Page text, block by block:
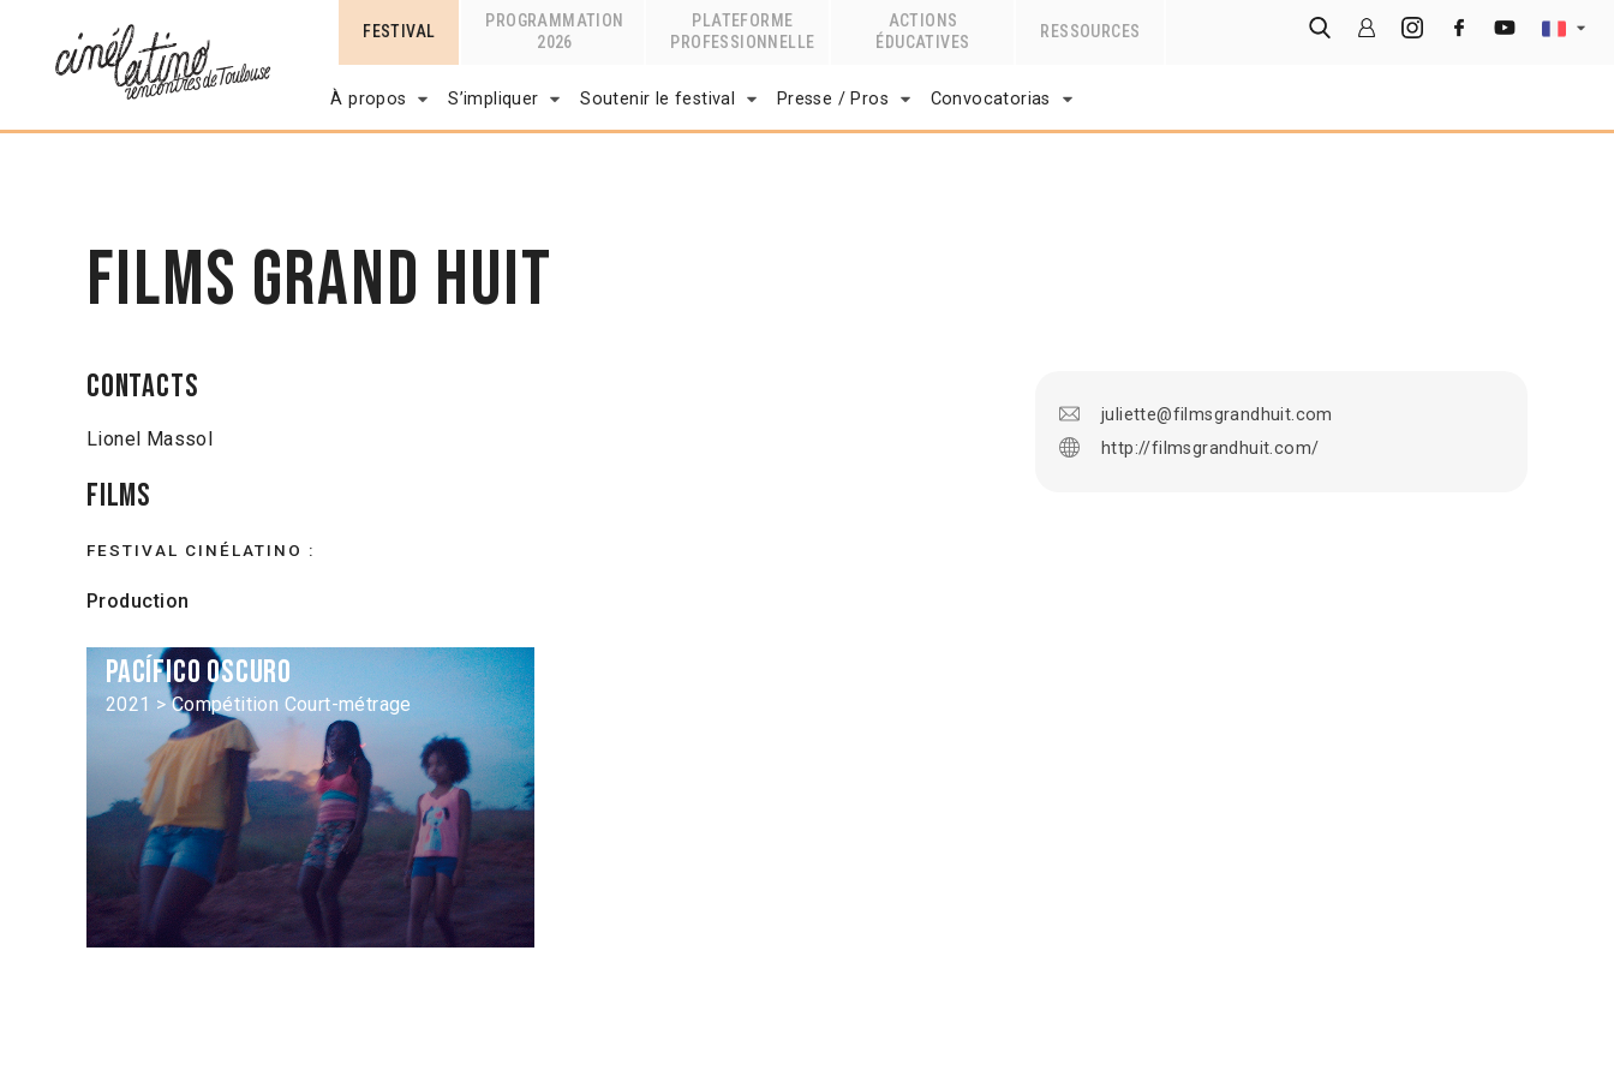
FESTIVAL
PROGRAMMATION
2026
PLATEFORME
PROFESSIONNELLE
ACTIONS
ÉDUCATIVES
RESSOURCES
À propos S’impliquer Soutenir le festival Presse / Pros Convocatorias
Films Grand Huit
juliette@filmsgrandhuit.com
http://filmsgrandhuit.com/
Contacts
Lionel Massol
Films
FESTIVAL CINÉLATINO :
Production
Pacífico oscuro
2021 > Compétition Court-métrage